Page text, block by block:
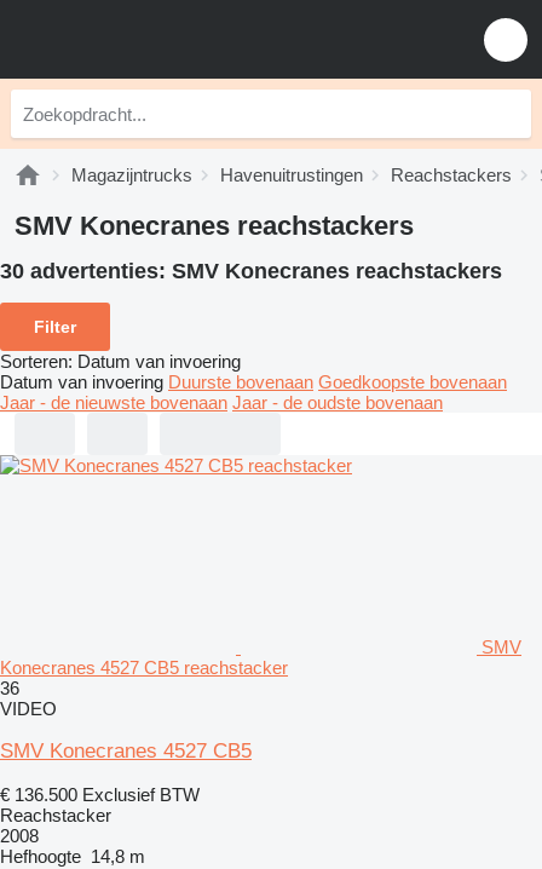
Magazijntrucks Havenuitrustingen Reachstackers
SMV Konecranes reachstackers
30 advertenties: SMV Konecranes reachstackers
Filter
Sorteren: Datum van invoering
Datum van invoering Duurste bovenaan Goedkoopste bovenaan
Jaar - de nieuwste bovenaan Jaar - de oudste bovenaan
SMV
Konecranes 4527 CB5 reachstacker
36
VIDEO
SMV Konecranes 4527 CB5
€ 136.500 Exclusief BTW
Reachstacker
2008
Hefhoogte 14,8 m